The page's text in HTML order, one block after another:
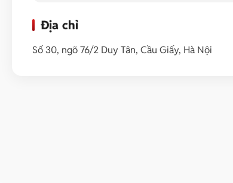
Địa chỉ
Số 30, ngõ 76/2 Duy Tân, Cầu Giấy, Hà Nội